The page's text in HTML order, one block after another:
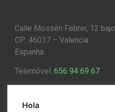
Calle Mossén Febrer, 12 bajo
CP: 46017 – Valencia
Espanha
Telemóvel: 656 94 69 67
Hola